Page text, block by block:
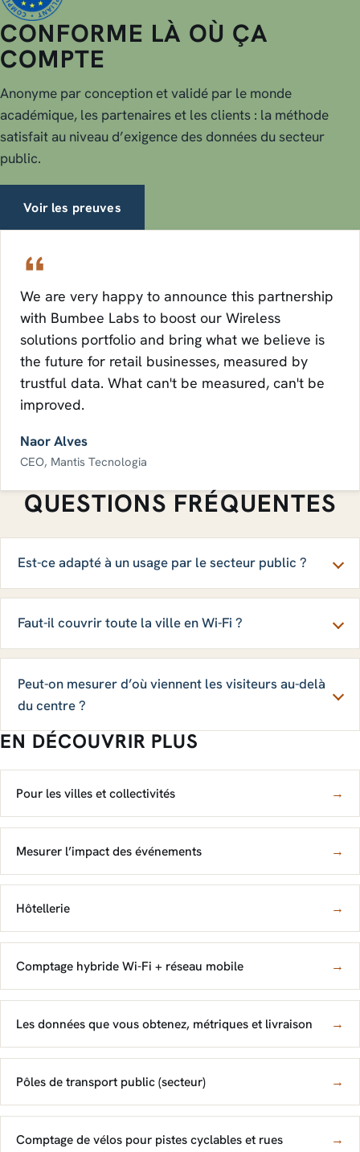
CONFORME LÀ OÙ ÇA
COMPTE
Anonyme par conception et validé par le monde
académique, les partenaires et les clients : la méthode
satisfait au niveau d’exigence des données du secteur
public.
Voir les preuves
We are very happy to announce this partnership
with Bumbee Labs to boost our Wireless
solutions portfolio and bring what we believe is
the future for retail businesses, measured by
trustful data. What can't be measured, can't be
improved.
Naor Alves
CEO, Mantis Tecnologia
QUESTIONS FRÉQUENTES
Est-ce adapté à un usage par le secteur public ?
Faut-il couvrir toute la ville en Wi-Fi ?
Peut-on mesurer d’où viennent les visiteurs au-delà
du centre ?
EN DÉCOUVRIR PLUS
Pour les villes et collectivités →
Mesurer l’impact des événements →
Hôtellerie →
Comptage hybride Wi-Fi + réseau mobile →
Les données que vous obtenez, métriques et livraison →
Pôles de transport public (secteur) →
Comptage de vélos pour pistes cyclables et rues →